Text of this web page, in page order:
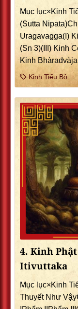
Mục lục×Kinh
(Sutta
Uragavagga(I)
(Sn 3)(III) Kinh
Kinh
Kinh Tiểu Bộ
4. Kinh
Itivuttaka
Mục lục×Kinh
Thuyết Như